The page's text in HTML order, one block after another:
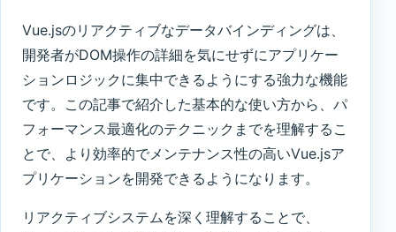
Vue.jsのリアクティブなデータバインディングは、
開発者がDOM操作の詳細を気にせずにアプリケー
ションロジックに集中できるようにする強力な機能
です。この記事で紹介した基本的な使い方から、パ
フォーマンス最適化のテクニックまでを理解するこ
とで、より効率的でメンテナンス性の高いVue.jsア
プリケーションを開発できるようになります。
リアクティブシステムを深く理解することで、